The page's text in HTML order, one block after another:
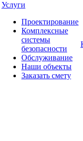
Услуги
Проектирование
Комплексные
системы
безопасности
Обслуживание
Наши объекты
Заказать смету